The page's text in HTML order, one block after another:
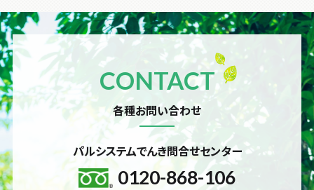
CONTACT
各種お問い合わせ
パルシステムでんき問合せセンター
0120-868-106